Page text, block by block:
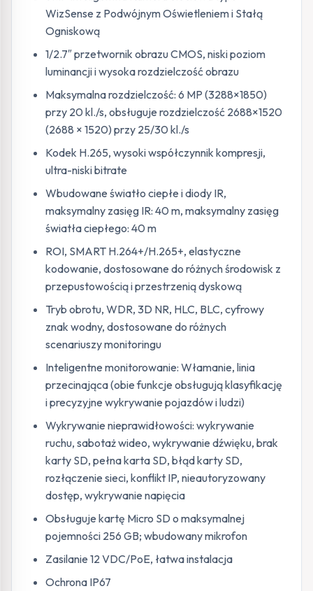
WizSense z Podwójnym Oświetleniem i Stałą
Ogniskową
1/2.7″ przetwornik obrazu CMOS, niski poziom
luminancji i wysoka rozdzielczość obrazu
Maksymalna rozdzielczość: 6 MP (3288×1850)
przy 20 kl./s, obsługuje rozdzielczość 2688×1520
(2688 × 1520) przy 25/30 kl./s
Kodek H.265, wysoki współczynnik kompresji,
ultra-niski bitrate
Wbudowane światło ciepłe i diody IR,
maksymalny zasięg IR: 40 m, maksymalny zasięg
światła ciepłego: 40 m
ROI, SMART H.264+/H.265+, elastyczne
kodowanie, dostosowane do różnych środowisk z
przepustowością i przestrzenią dyskową
Tryb obrotu, WDR, 3D NR, HLC, BLC, cyfrowy
znak wodny, dostosowane do różnych
scenariuszy monitoringu
Inteligentne monitorowanie: Włamanie, linia
przecinająca (obie funkcje obsługują klasyfikację
i precyzyjne wykrywanie pojazdów i ludzi)
Wykrywanie nieprawidłowości: wykrywanie
ruchu, sabotaż wideo, wykrywanie dźwięku, brak
karty SD, pełna karta SD, błąd karty SD,
rozłączenie sieci, konflikt IP, nieautoryzowany
dostęp, wykrywanie napięcia
Obsługuje kartę Micro SD o maksymalnej
pojemności 256 GB; wbudowany mikrofon
Zasilanie 12 VDC/PoE, łatwa instalacja
Ochrona IP67